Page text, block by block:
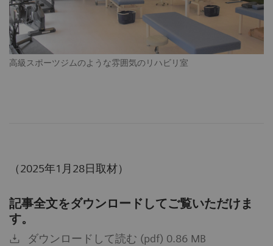
高級スポーツジムのような雰囲気のリハビリ室
（2025年1月28日取材）
記事全文をダウンロードしてご覧いただけま
す。
ダウンロードして読む (pdf) 0.86 MB